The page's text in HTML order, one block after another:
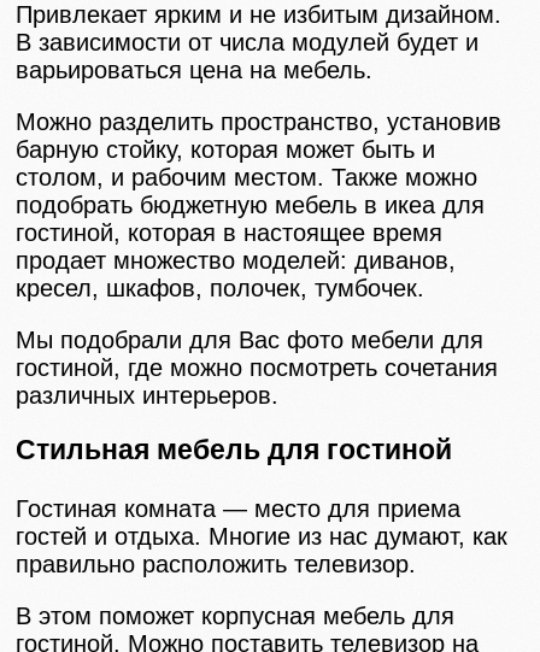
Привлекает ярким и не избитым дизайном.
В зависимости от числа модулей будет и
варьироваться цена на мебель.
Можно разделить пространство, установив
барную стойку, которая может быть и
столом, и рабочим местом. Также можно
подобрать бюджетную мебель в икеа для
гостиной, которая в настоящее время
продает множество моделей: диванов,
кресел, шкафов, полочек, тумбочек.
Мы подобрали для Вас фото мебели для
гостиной, где можно посмотреть сочетания
различных интерьеров.
Стильная мебель для гостиной
Гостиная комната — место для приема
гостей и отдыха. Многие из нас думают, как
правильно расположить телевизор.
В этом поможет корпусная мебель для
гостиной. Можно поставить телевизор на